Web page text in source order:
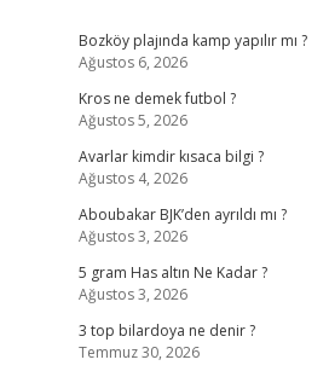
Bozköy plajında kamp yapılır mı ?
Ağustos 6, 2026
Kros ne demek futbol ?
Ağustos 5, 2026
Avarlar kimdir kısaca bilgi ?
Ağustos 4, 2026
Aboubakar BJK’den ayrıldı mı ?
Ağustos 3, 2026
5 gram Has altın Ne Kadar ?
Ağustos 3, 2026
3 top bilardoya ne denir ?
Temmuz 30, 2026